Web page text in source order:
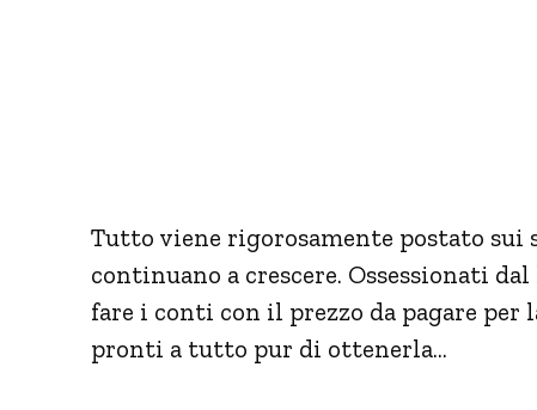
Tutto viene rigorosamente postato sui
continuano a crescere. Ossessionati
fare i conti con il prezzo da pagare per
pronti a tutto pur di ottenerla…